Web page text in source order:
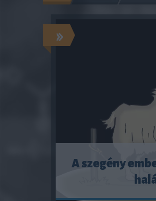
»
A szegény